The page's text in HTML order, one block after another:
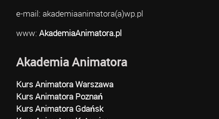
e-mail: akademiaanimatora(a)wp.pl
www: AkademiaAnimatora.pl
Akademia Animatora
Kurs Animatora Warszawa
Kurs Animatora Poznań
Kurs Animatora Gdańsk